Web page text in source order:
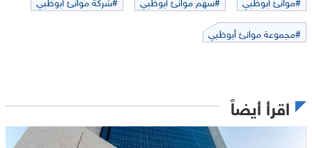
#مجموعة موانئ أبوظبي
اقرأ أيضاً